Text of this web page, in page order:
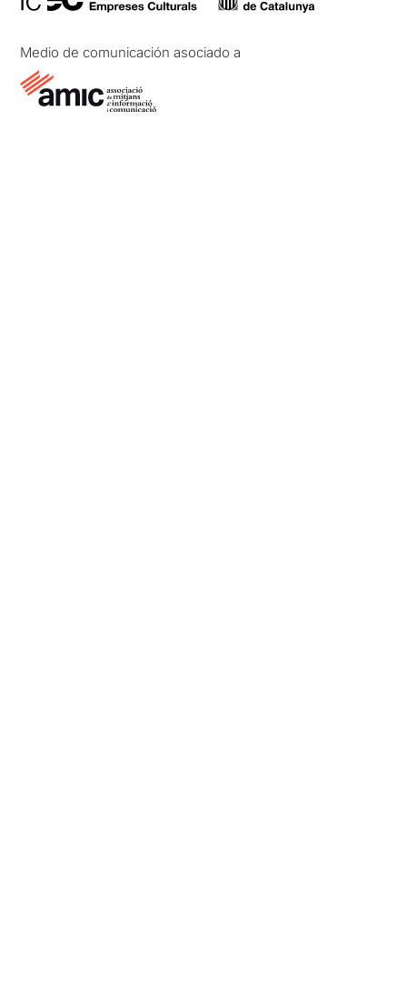
Medio de comunicación asociado a